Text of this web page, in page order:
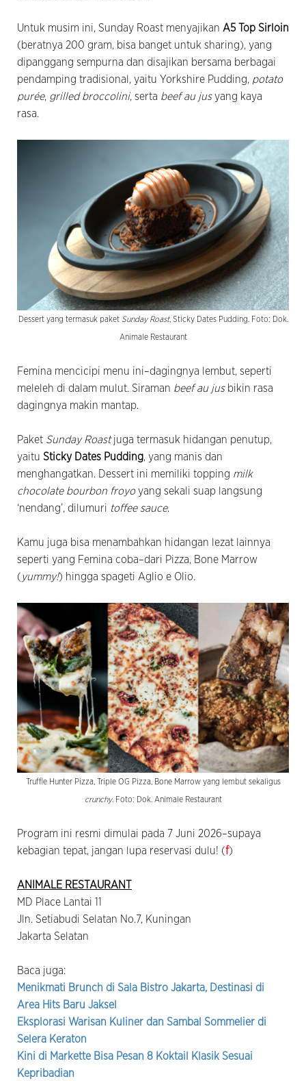
Untuk musim ini, Sunday Roast menyajikan A5 Top Sirloin
(beratnya 200 gram, bisa banget untuk sharing), yang
dipanggang sempurna dan disajikan bersama berbagai
pendamping tradisional, yaitu Yorkshire Pudding, potato
purée, grilled broccolini, serta beef au jusyang kaya
rasa.
Dessert yang termasuk paket Sunday Roast, Sticky Dates Pudding. Foto: Dok.
Animale Restaurant
Femina mencicipi menu ini–dagingnya lembut, seperti
meleleh di dalam mulut. Siraman beef au jusbikin rasa
dagingnya makin mantap.
Paket Sunday Roastjuga termasuk hidangan penutup,
yaitu Sticky Dates Pudding, yang manis dan
menghangatkan. Dessert ini memiliki topping milk
chocolate bourbon froyoyang sekali suap langsung
‘nendang’, dilumuri toffee sauce.
Kamu juga bisa menambahkan hidangan lezat lainnya
seperti yang Femina coba–dari Pizza, Bone Marrow
(yummy!) hingga spageti Aglio e Olio.
Truffle Hunter Pizza, Triple OG Pizza, Bone Marrow yang lembut sekaligus
crunchy. Foto: Dok. Animale Restaurant
Program ini resmi dimulai pada 7 Juni 2026–supaya
kebagian tepat, jangan lupa reservasi dulu! (f)
ANIMALE RESTAURANT
MD Place Lantai 11
Jln. Setiabudi Selatan No.7, Kuningan
Jakarta Selatan
Baca juga:
Menikmati Brunch di Sala Bistro Jakarta, Destinasi di
Area Hits Baru Jaksel
Eksplorasi Warisan Kuliner dan Sambal Sommelier di
Selera Keraton
Kini di Markette Bisa Pesan 8 Koktail Klasik Sesuai
Kepribadian